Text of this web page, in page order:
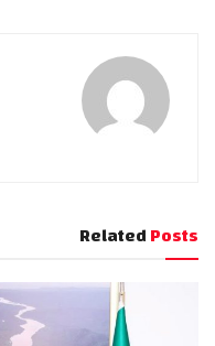
RelatedPosts